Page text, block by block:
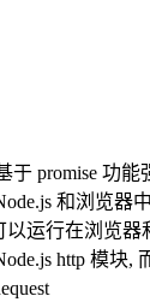
于 promise 功
和浏览器
以运行在浏览器
http 模块,